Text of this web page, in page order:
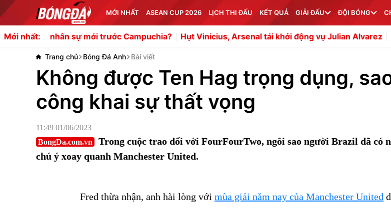
MỚI NHẤT ASEAN CUP 2026 LỊCH THI ĐẤU KẾT QUẢ GIẢI ĐẤU ĐỘI BÓNG
Mới nhất:
sự mới trước Campuchia? Hụt Vinicius, Arsenal tái khởi động vụ Julian Alvarez Rodri sang
Trang chủ Bóng Đá Anh Bài viết
Không được Ten Hag trọng dụng,
công khai sự thất vọng
11:49 01/06/2023
BongDa.com.vn
Trong cuộc trao đổi với FourFourTwo, ngôi sao người Brazil đã có
chú ý xoay quanh Manchester United.
Fred thừa nhận, anh hài lòng với mùa giải năm nay của Manchester United